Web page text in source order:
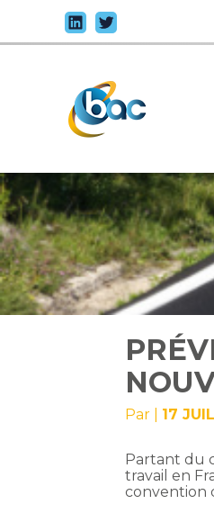
au
contenu
Par 17
Partant du
travail en
convention